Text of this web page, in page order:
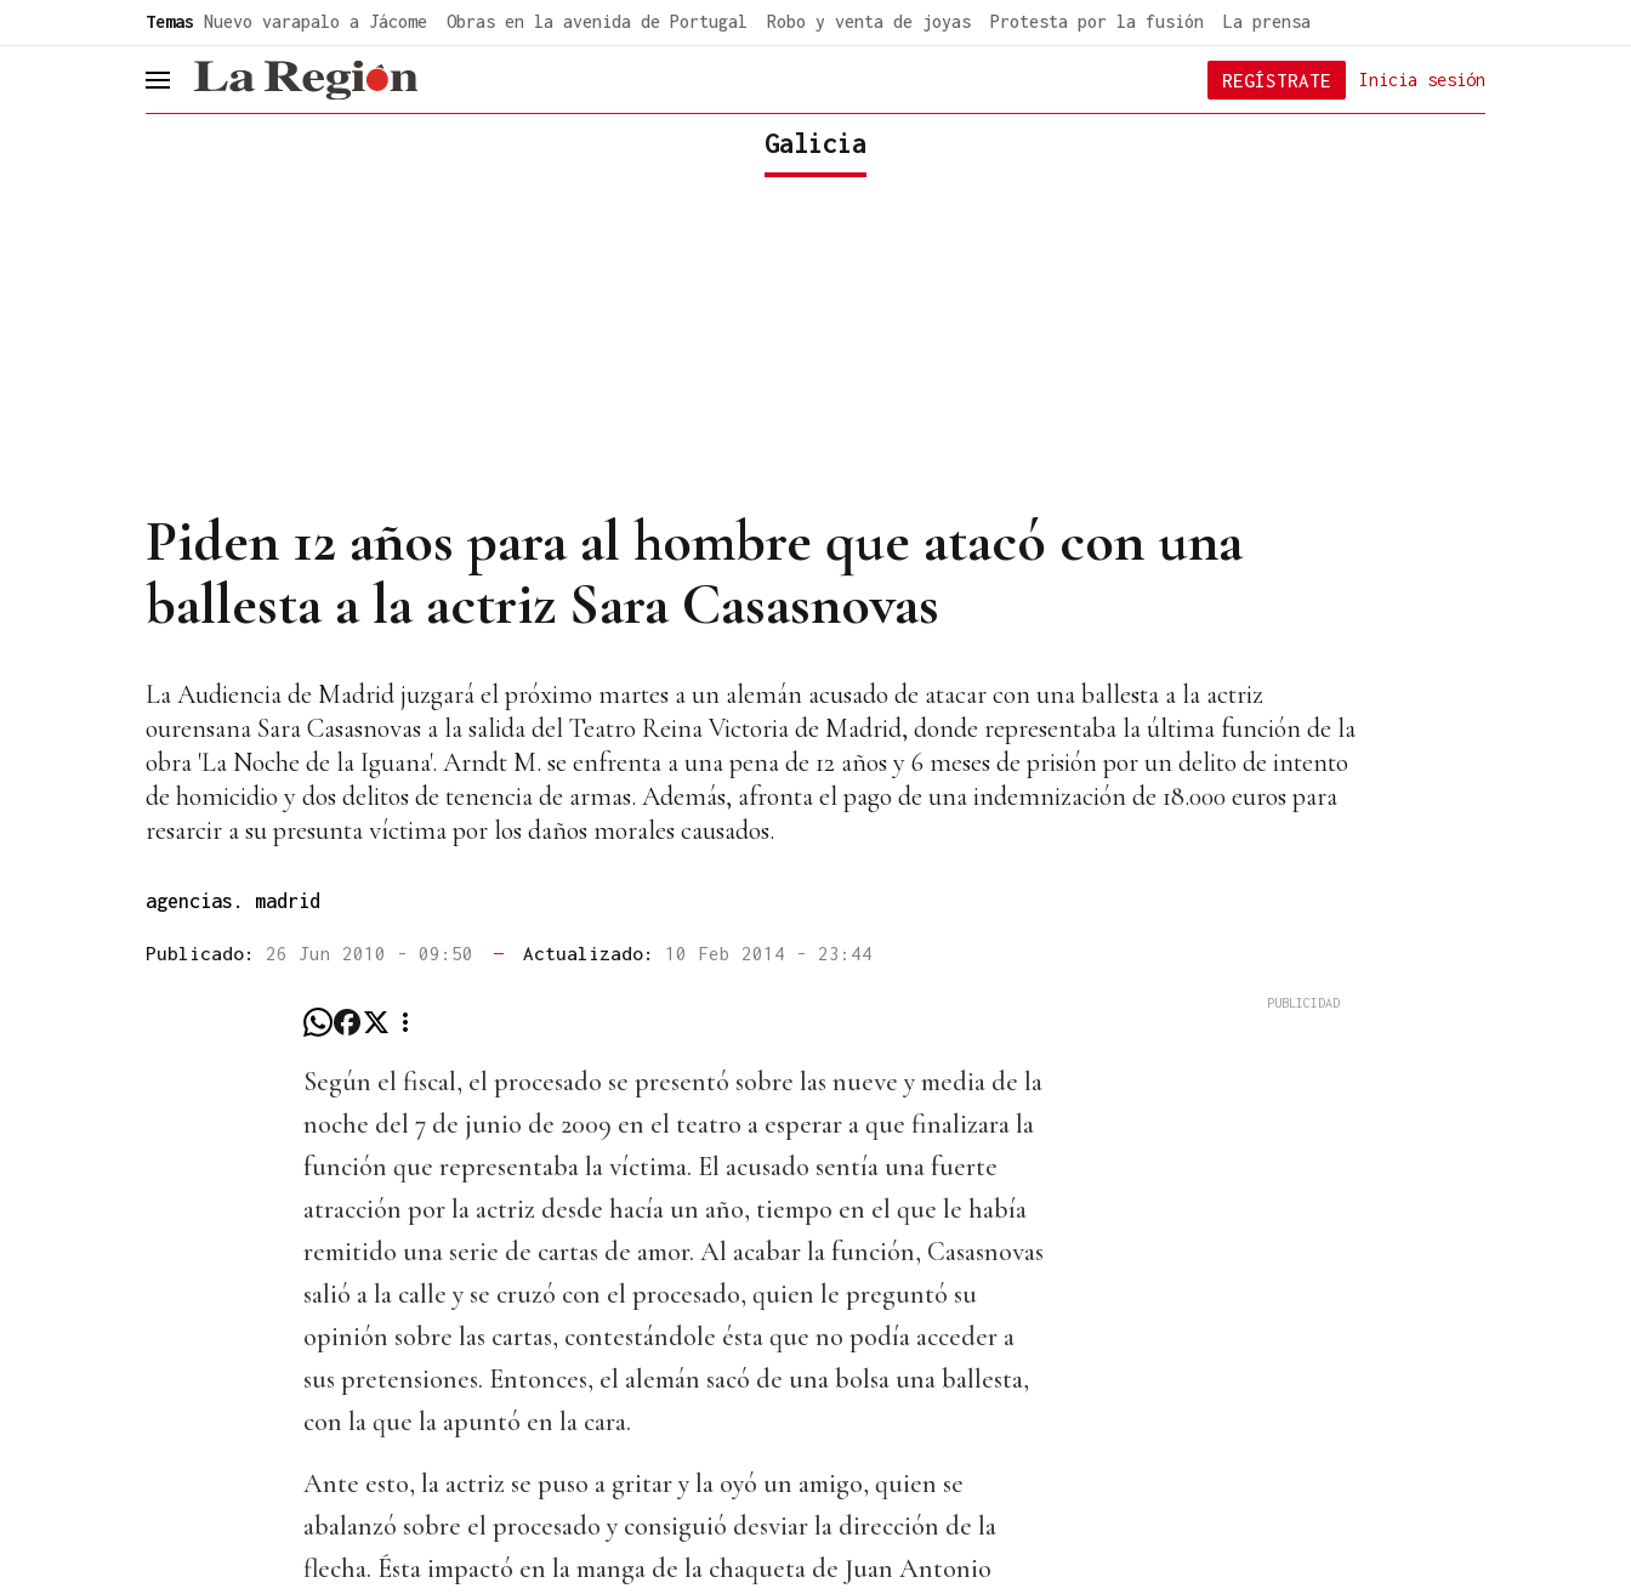
Temas Nuevo varapalo a Jácome Obras en la avenida de Portugal Robo y venta de joyas Protesta por la fusión La prensa
header.menu.open Inicia sesión
REGÍSTRATE
Galicia
Piden 12 años para al hombre que atacó con una
ballesta a la actriz Sara Casasnovas
La Audiencia de Madrid juzgará el próximo martes a un alemán acusado de atacar con una ballesta a la actriz
ourensana Sara Casasnovas a la salida del Teatro Reina Victoria de Madrid, donde representaba la última función de la
obra 'La Noche de la Iguana'. Arndt M. se enfrenta a una pena de 12 años y 6 meses de prisión por un delito de intento
de homicidio y dos delitos de tenencia de armas. Además, afronta el pago de una indemnización de 18.000 euros para
resarcir a su presunta víctima por los daños morales causados.
agencias. madrid
Publicado: 26 Jun 2010 - 09:50 — Actualizado: 10 Feb 2014 - 23:44
Según el fiscal, el procesado se presentó sobre las nueve y media de la
noche del 7 de junio de 2009 en el teatro a esperar a que finalizara la
función que representaba la víctima. El acusado sentía una fuerte
atracción por la actriz desde hacía un año, tiempo en el que le había
remitido una serie de cartas de amor. Al acabar la función, Casasnovas
salió a la calle y se cruzó con el procesado, quien le preguntó su
opinión sobre las cartas, contestándole ésta que no podía acceder a
sus pretensiones. Entonces, el alemán sacó de una bolsa una ballesta,
con la que la apuntó en la cara.
Ante esto, la actriz se puso a gritar y la oyó un amigo, quien se
abalanzó sobre el procesado y consiguió desviar la dirección de la
flecha. Ésta impactó en la manga de la chaqueta de Juan Antonio